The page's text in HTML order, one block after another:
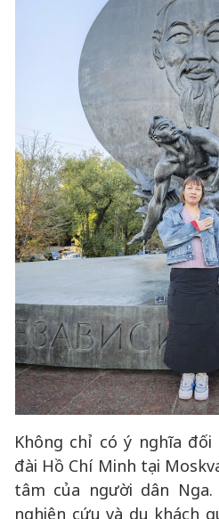
Không chỉ có ý nghĩa
đài Hồ Chí Minh tại
tâm của người dân Nga.
nghiên cứu và du khách